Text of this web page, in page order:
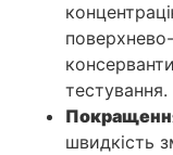
тестування.
швидкість